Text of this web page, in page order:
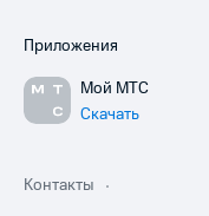
Приложения
Мой МТС
Скачать
Контакты